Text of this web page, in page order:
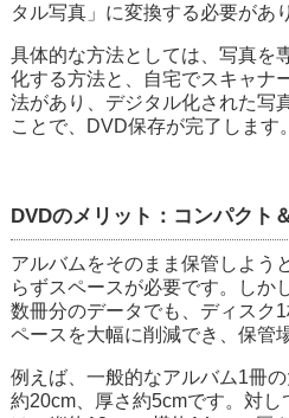
タル写真」に変換する必要があ
具体的な方法としては、写真を
化する方法と、自宅でスキャナ
法があり、デジタル化された写
ことで、DVD保存が完了します。
DVDのメリット：コンパクト
アルバムをそのまま保管しよう
らずスペースが必要です。しか
数冊分のデータでも、ディスク
ペースを大幅に削減でき、保管
例えば、一般的なアルバム1冊
約20cm、厚さ約5cmです。対し